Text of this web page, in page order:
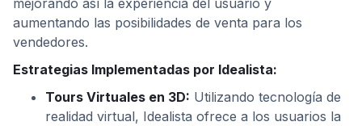
mejorando así la experiencia del usuario y
aumentando las posibilidades de venta para los
vendedores.
Estrategias Implementadas por Idealista:
Tours Virtuales en 3D: Utilizando tecnología de
realidad virtual, Idealista ofrece a los usuarios la